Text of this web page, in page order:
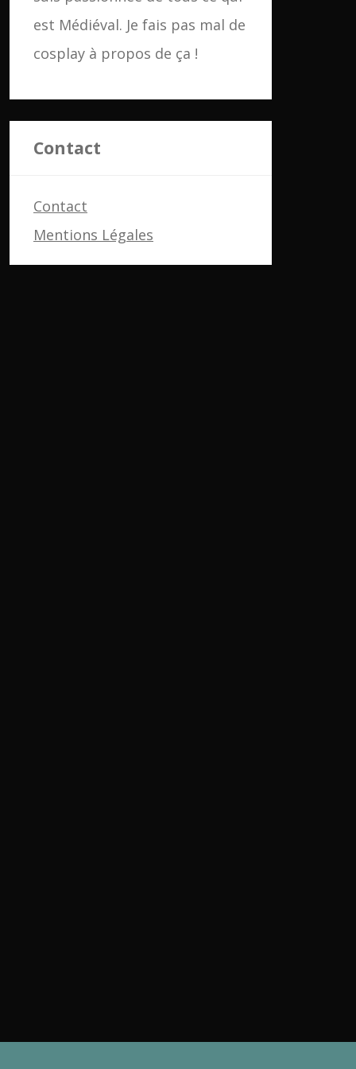
est Médiéval. Je fais pas mal de
cosplay à propos de ça !
Contact
Contact
Mentions Légales